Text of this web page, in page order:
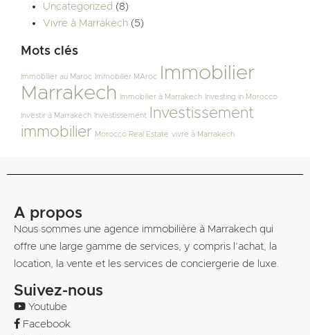
Uncategorized (8)
Vivre à Marrakech (5)
Mots clés
Immobilier au Maroc Immobilier MAroc
Immobilier
Marrakech
Immobilier à Marrakech Investing in Morocco
Investir à Marrakech Investissement
Investissement
immobilier Morocco Real Estate vivre à Marrakech
A propos
Nous sommes une agence immobilière à Marrakech qui
offre une large gamme de services, y compris l’achat, la
location, la vente et les services de conciergerie de luxe.
Suivez-nous
Youtube
Facebook